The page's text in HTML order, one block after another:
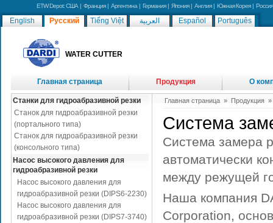
ETW Depot:США | Франция| Аргентина | Германия| Япония| Англия| Южная Корея| Россия
English Русский Tiếng Việt العربية Español Português
WATER CUTTER
Главная страница Продукция
О
Новость
Станки для гидроабразивной резки
Станок для гидроабразивной резки
(портального типа)
Станок для гидроабразивной резки
(консольного типа)
Насос высокого давления для
гидроабразивной резки
Насос высокого давления для
гидроабразивной резки (DIPS6-2230)
Насос высокого давления для
гидроабразивной резки (DIPS7-3740)
Главная страница » Продукция
Система
Система замера
автоматически
между режущей
Наша компания
Corporation,